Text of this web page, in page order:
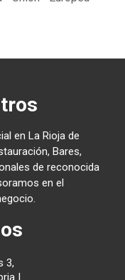
en La Rioja de
Bares,
de reconocida
en el
3,
I